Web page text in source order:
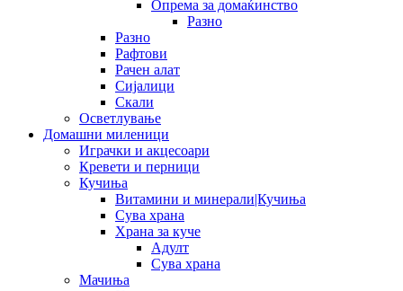
Опрема за домаќинство
Разно
Разно
Рафтови
Рачен алат
Сијалици
Скали
Осветлување
Домашни миленици
Играчки и акцесоари
Кревети и перници
Кучиња
Витамини и минерали|Кучиња
Сува храна
Храна за куче
Адулт
Сува храна
Мачиња